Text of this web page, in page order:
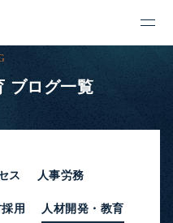
ブログ一覧
ス 人事労務
用 人材開発・教育